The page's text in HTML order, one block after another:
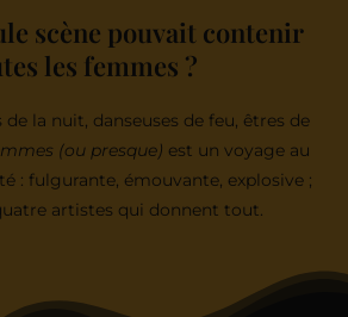
scène pouvait contenir
les femmes ?
de la nuit, danseuses de feu, êtres de
(ou presque) est un voyage au
: fulgurante, émouvante, explosive ;
artistes qui donnent tout.